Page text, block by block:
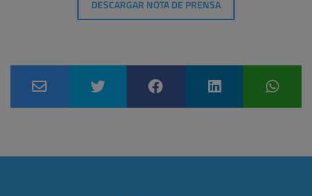
DESCARGAR NOTA DE PRENSA